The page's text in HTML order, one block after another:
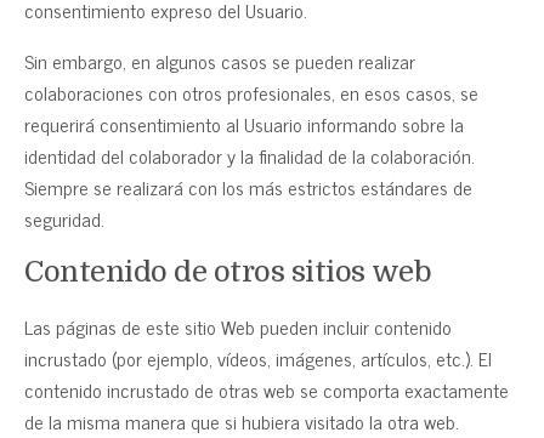
consentimiento expreso del Usuario.
Sin embargo, en algunos casos se pueden realizar
colaboraciones con otros profesionales, en esos casos, se
requerirá consentimiento al Usuario informando sobre la
identidad del colaborador y la finalidad de la colaboración.
Siempre se realizará con los más estrictos estándares de
seguridad.
Contenido de otros sitios web
Las páginas de este sitio Web pueden incluir contenido
incrustado (por ejemplo, vídeos, imágenes, artículos, etc.). El
contenido incrustado de otras web se comporta exactamente
de la misma manera que si hubiera visitado la otra web.